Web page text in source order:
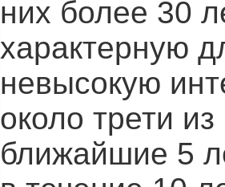
них более 30
характерную
невысокую
около трети
ближайшие 5